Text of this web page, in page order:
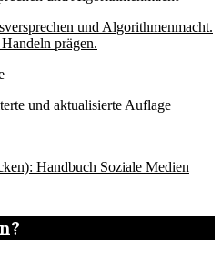
und Algorithmenmacht.
prägen.
und aktualisierte Auflage
Handbuch Soziale Medien